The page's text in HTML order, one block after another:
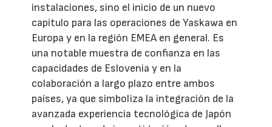
instalaciones, sino el inicio de un nuevo
capítulo para las operaciones de Yaskawa en
Europa y en la región EMEA en general. Es
una notable muestra de confianza en las
capacidades de Eslovenia y en la
colaboración a largo plazo entre ambos
países, ya que simboliza la integración de la
avanzada experiencia tecnológica de Japón